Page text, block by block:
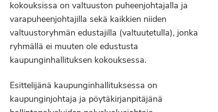
kokouksissa on valtuuston puheenjohtajalla ja
varapuheenjohtajilla sekä kaikkien niiden
valtuustoryhmän edustajilla (valtuutetulla), jonka
ryhmällä ei muuten ole edustusta
kaupunginhallituksen kokouksessa.
Esittelijänä kaupunginhallituksessa on
kaupunginjohtaja ja pöytäkirjanpitäjänä